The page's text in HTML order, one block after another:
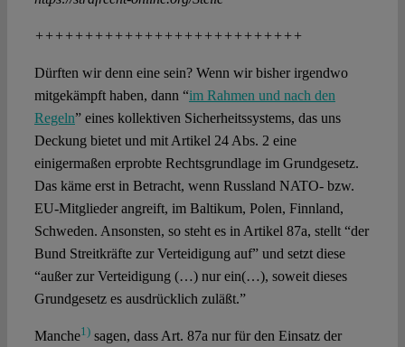
+++++++++++++++++++++++++++
Dürften wir denn eine sein? Wenn wir bisher irgendwo
mitgekämpft haben, dann “im Rahmen und nach den
Regeln” eines kollektiven Sicherheitssystems, das uns
Deckung bietet und mit Artikel 24 Abs. 2 eine
einigermaßen erprobte Rechtsgrundlage im Grundgesetz.
Das käme erst in Betracht, wenn Russland NATO- bzw.
EU-Mitglieder angreift, im Baltikum, Polen, Finnland,
Schweden. Ansonsten, so steht es in Artikel 87a, stellt “der
Bund Streitkräfte zur Verteidigung auf” und setzt diese
“außer zur Verteidigung (…) nur ein(…), soweit dieses
Grundgesetz es ausdrücklich zuläßt.”
Manche1)sagen, dass Art. 87a nur für den Einsatz der